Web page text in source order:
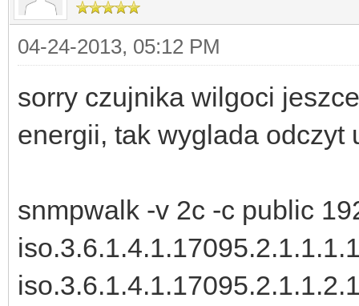
04-24-2013, 05:12 PM
sorry czujnika wilgoci
energii, tak wyglada odczyt
snmpwalk -v 2c -c public